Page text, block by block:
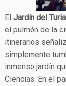
El Jardín del Turia
el pulmón de la
itinerarios
simplemente
inmenso jardín
Ciencias. En el